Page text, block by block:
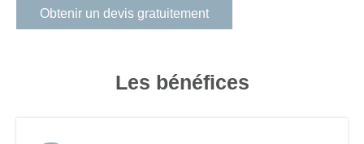
Obtenir un devis gratuitement
Les bénéfices